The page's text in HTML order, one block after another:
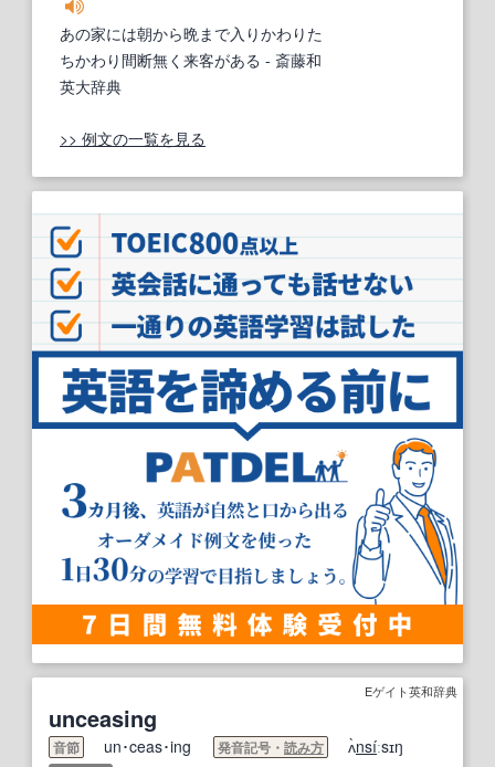
あの家には朝から晩まで入りかわりた
ちかわり間断無く来客がある - 斎藤和
英大辞典
>> 例文の一覧を見る
Eゲイト英和辞典
unceasing
音節 un･ceas･ing 発音記号・ 読み方 ʌ̀nsíːsɪŋ